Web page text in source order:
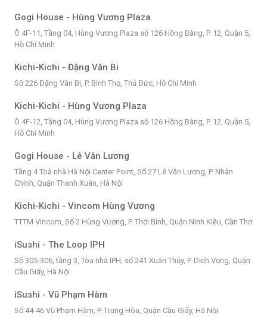
Gogi House - Hùng Vương Plaza
Ô 4F-11, Tầng 04, Hùng Vương Plaza số 126 Hồng Bàng, P. 12, Quận 5,
Hồ Chí Minh
Kichi-Kichi - Đặng Văn Bi
Số 226 Đặng Văn Bi, P. Bình Thọ, Thủ Đức, Hồ Chí Minh
Kichi-Kichi - Hùng Vương Plaza
Ô 4F-12, Tầng 04, Hùng Vương Plaza số 126 Hồng Bàng, P. 12, Quận 5,
Hồ Chí Minh
Gogi House - Lê Văn Lương
Tầng 4 Toà nhà Hà Nội Center Point, Số 27 Lê Văn Lương, P. Nhân
Chính, Quận Thanh Xuân, Hà Nội
Kichi-Kichi - Vincom Hùng Vương
TTTM Vincom, Số 2 Hùng Vương, P. Thới Bình, Quận Ninh Kiều, Cần Thơ
iSushi - The Loop IPH
Số 305-306, tầng 3, Tòa nhà IPH, số 241 Xuân Thủy, P. Dịch Vọng, Quận
Cầu Giấy, Hà Nội
iSushi - Vũ Phạm Hàm
Số 44-46 Vũ Phạm Hàm, P. Trung Hòa, Quận Cầu Giấy, Hà Nội